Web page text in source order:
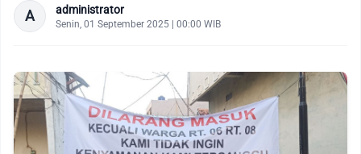
A administrator
Senin, 01 September 2025 | 00:00 WIB